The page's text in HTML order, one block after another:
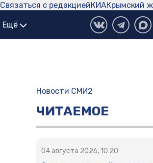
Крымский
КИА
Связаться с редакцией
Ещё
Новости СМИ2
ЧИТАЕМОЕ
04 августа 2026, 10:20